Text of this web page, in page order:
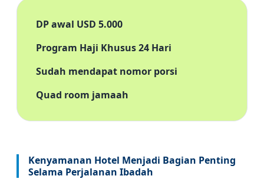
DP awal USD 5.000
Program Haji Khusus 24 Hari
Sudah mendapat nomor porsi
Quad room jamaah
Kenyamanan Hotel Menjadi Bagian Penting
Selama Perjalanan Ibadah